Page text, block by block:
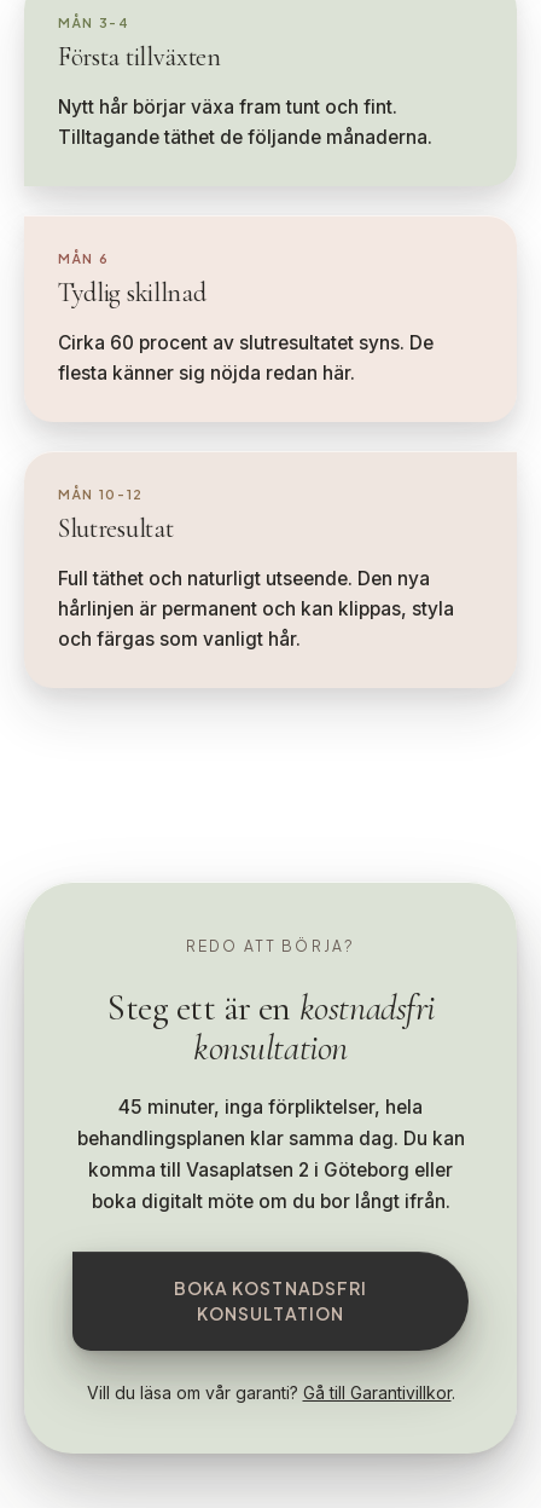
MÅN 3-4
Första tillväxten
Nytt hår börjar växa fram tunt och fint.
Tilltagande täthet de följande månaderna.
MÅN 6
Tydlig skillnad
Cirka 60 procent av slutresultatet syns. De
flesta känner sig nöjda redan här.
MÅN 10-12
Slutresultat
Full täthet och naturligt utseende. Den nya
hårlinjen är permanent och kan klippas, styla
och färgas som vanligt hår.
REDO ATT BÖRJA?
Steg ett är en kostnadsfri
konsultation
45 minuter, inga förpliktelser, hela
behandlingsplanen klar samma dag. Du kan
komma till Vasaplatsen 2 i Göteborg eller
boka digitalt möte om du bor långt ifrån.
BOKA KOSTNADSFRI
KONSULTATION
Vill du läsa om vår garanti? Gå till Garantivillkor.